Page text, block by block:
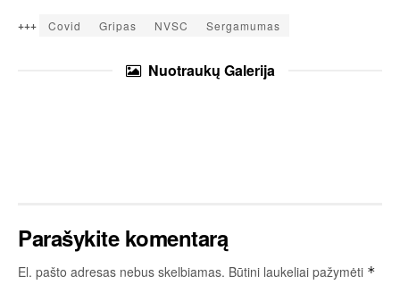
+++ Covid Gripas NVSC Sergamumas
Nuotraukų Galerija
Parašykite komentarą
El. pašto adresas nebus skelbiamas. Būtini laukeliai pažymėti *